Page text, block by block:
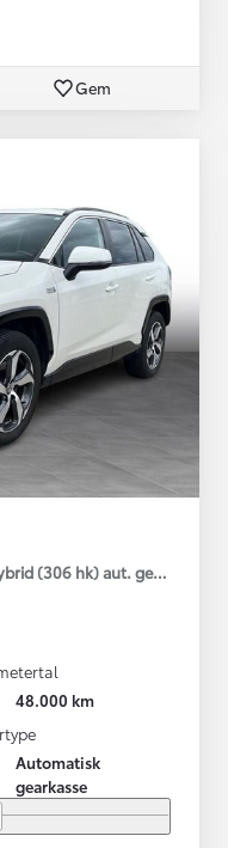
Gem
(306 hk) aut. gear AWD-i
48.000 km
Automatisk
gearkasse